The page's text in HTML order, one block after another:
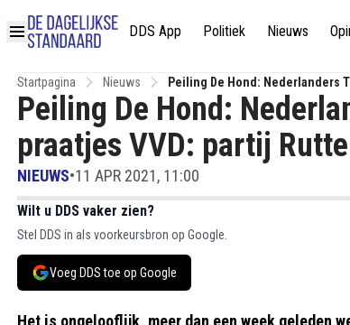
DDS App Politiek Nieuws
Startpagina Nieuws Peiling De Hond: Nederlanders
Peiling De Hond:
praatjes VVD: partij
NIEUWS•11 APR 2021, 11:00
Wilt u DDS vaker zien?
Stel DDS in als voorkeursbron op Google.
Voeg DDS toe op Google
Het is ongelooflijk, meer dan een week geleden